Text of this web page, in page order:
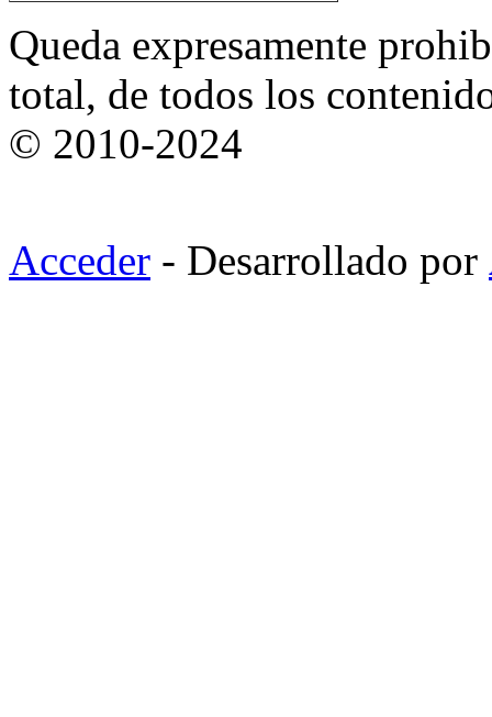
Queda expresamente
total, de todos los
© 2010-2024
Acceder - Desarrollado por